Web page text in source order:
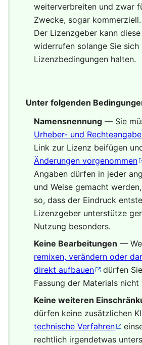
weiterverbreiten und zwar
Zwecke, sogar kommerziell.
Der Lizenzgeber kann
widerrufen solange Sie sich
Lizenzbedingungen halten.
Unter folgenden
Namensnennung — Sie
Urheber- und
Link zur Lizenz beifügen
Änderungen vorgenommen
Angaben dürfen in jeder
und Weise gemacht
so, dass der Eindruck
Lizenzgeber unterstütze
Nutzung besonders.
Keine Bearbeitungen —
remixen, verändern oder
direkt aufbauen
dürfen
Fassung der Materials nicht
Keine weiteren
dürfen keine zusätzlichen
technische Verfahren
rechtlich irgendetwas